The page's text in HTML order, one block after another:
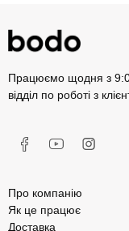
Працюємо щодня з
відділ по роботі з
Про компанію
Як це працює
Доставка